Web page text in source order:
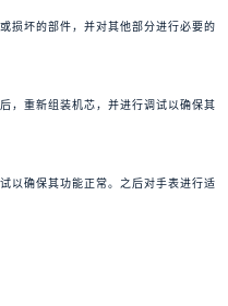
损坏的部件，并对其他部分进行必要的
，重新组装机芯，并进行调试以确保其
以确保其功能正常。之后对手表进行适